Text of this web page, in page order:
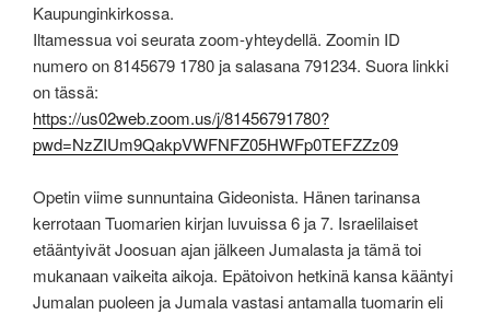
Kaupunginkirkossa.
Iltamessua voi seurata zoom-yhteydellä. Zoomin ID
numero on 8145679 1780 ja salasana 791234. Suora linkki
on tässä:
https://us02web.zoom.us/j/81456791780?
pwd=NzZIUm9QakpVWFNFZ05HWFp0TEFZZz09
Opetin viime sunnuntaina Gideonista. Hänen tarinansa
kerrotaan Tuomarien kirjan luvuissa 6 ja 7. Israelilaiset
etääntyivät Joosuan ajan jälkeen Jumalasta ja tämä toi
mukanaan vaikeita aikoja. Epätoivon hetkinä kansa kääntyi
Jumalan puoleen ja Jumala vastasi antamalla tuomarin eli